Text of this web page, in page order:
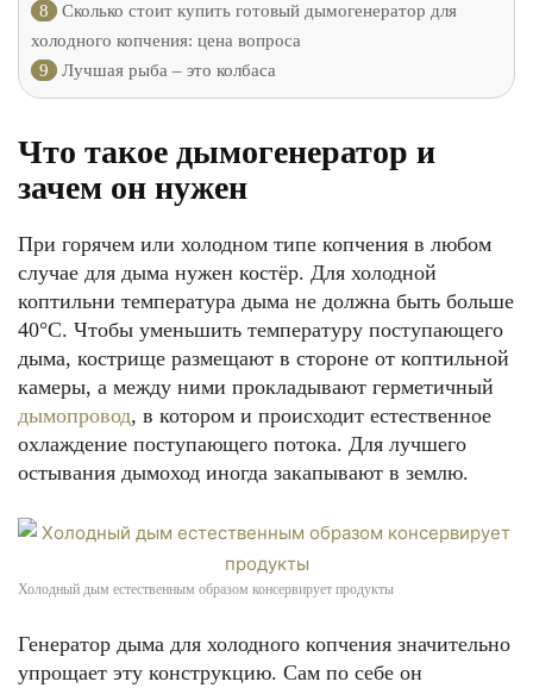
8
Сколько стоит купить готовый дымогенератор для
холодного копчения: цена вопроса
9
Лучшая рыба – это колбаса
Что такое дымогенератор и
зачем он нужен
При горячем или холодном типе копчения в любом
случае для дыма нужен костёр. Для холодной
коптильни температура дыма не должна быть больше
40°C. Чтобы уменьшить температуру поступающего
дыма, кострище размещают в стороне от коптильной
камеры, а между ними прокладывают герметичный
дымопровод, в котором и происходит естественное
охлаждение поступающего потока. Для лучшего
остывания дымоход иногда закапывают в землю.
Холодный дым естественным образом консервирует продукты
Генератор дыма для холодного копчения значительно
упрощает эту конструкцию. Сам по себе он